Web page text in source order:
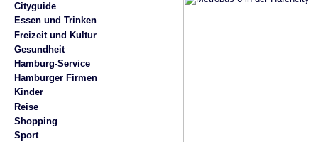
Cityguide
Essen und Trinken
Freizeit und Kultur
Gesundheit
Hamburg-Service
Hamburger Firmen
Kinder
Reise
Shopping
Sport